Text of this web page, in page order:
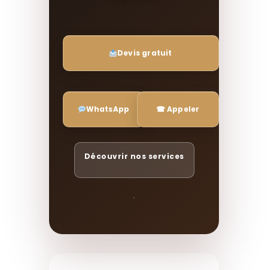
Devis gratuit
WhatsApp ☎ Appeler
Découvrir nos services